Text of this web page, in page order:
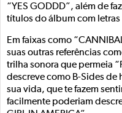
“YES GODDD”, além de
títulos do álbum com
Em faixas como
suas outras referências
trilha sonora que permeia
descreve como B-Sides de
sua vida, que te fazem
facilmente poderiam